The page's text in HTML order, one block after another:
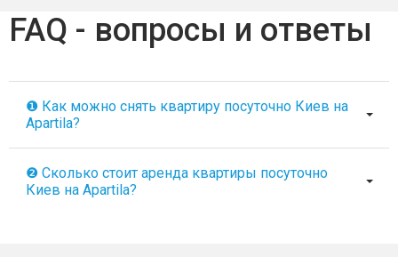
FAQ - вопросы и ответы
❶ Как можно снять квартиру посуточно Киев на
Apartila?
❷ Сколько стоит аренда квартиры посуточно
Киев на Apartila?